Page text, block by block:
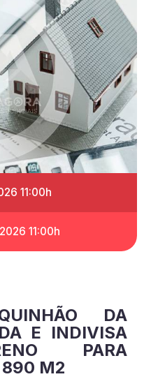
11:00h
11:00h
DA
E INDIVISA
PARA
890 M2